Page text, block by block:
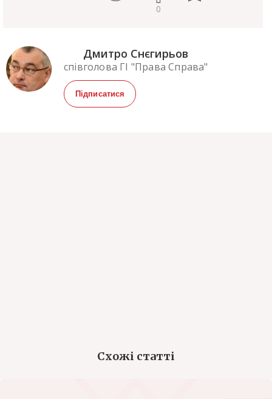
0
Дмитро Снєгирьов
співголова ГІ "Права Справа"
Підписатися
Схожі статті